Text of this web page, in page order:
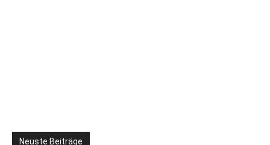
Neuste Beiträge